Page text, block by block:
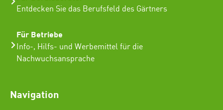
Entdecken Sie das Berufsfeld des Gärtners
Für Betriebe
Info-, Hilfs- und Werbemittel für die
Nachwuchsansprache
Navigation